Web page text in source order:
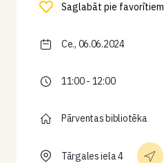
Saglabāt pie favorītiem
Ce., 06.06.2024
11:00 - 12:00
Pārventas bibliotēka
Tārgales iela 4